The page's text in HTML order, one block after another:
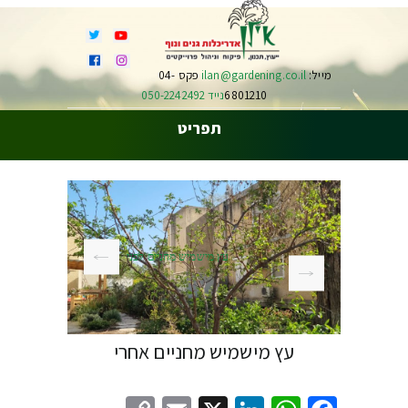
מייל:ilan@gardening.co.il
פקס 04-
6801210נייד 050-2242492
תפריט
עץ מישמיש מחניים לפני
עץ מישמיש מחניים אחרי